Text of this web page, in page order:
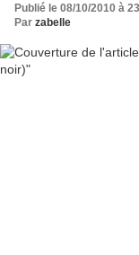
Publié le 08/10/2010 à
Par zabelle